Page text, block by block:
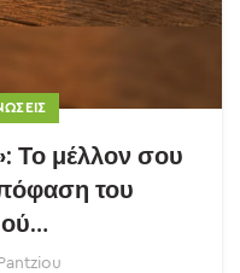
Το μέλλον σου
του